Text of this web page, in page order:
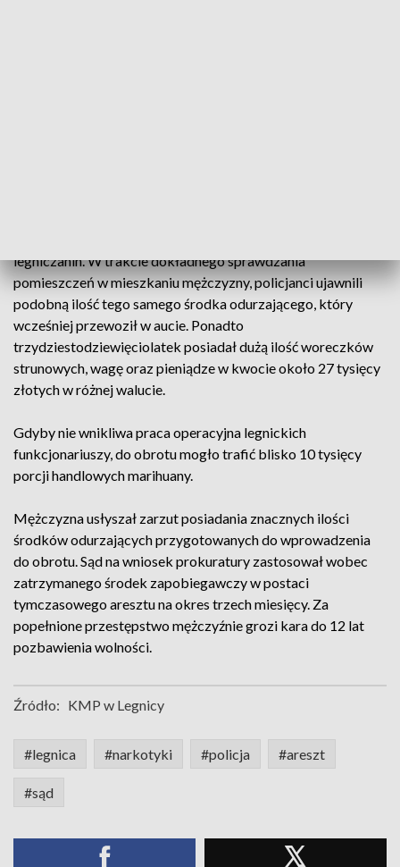
legniczanin. W trakcie dokładnego sprawdzania
pomieszczeń w mieszkaniu mężczyzny, policjanci ujawnili
podobną ilość tego samego środka odurzającego, który
wcześniej przewoził w aucie. Ponadto
trzydziestodziewięciolatek posiadał dużą ilość woreczków
strunowych, wagę oraz pieniądze w kwocie około 27 tysięcy
złotych w różnej walucie.
Gdyby nie wnikliwa praca operacyjna legnickich
funkcjonariuszy, do obrotu mogło trafić blisko 10 tysięcy
porcji handlowych marihuany.
Mężczyzna usłyszał zarzut posiadania znacznych ilości
środków odurzających przygotowanych do wprowadzenia
do obrotu. Sąd na wniosek prokuratury zastosował wobec
zatrzymanego środek zapobiegawczy w postaci
tymczasowego aresztu na okres trzech miesięcy. Za
popełnione przestępstwo mężczyźnie grozi kara do 12 lat
pozbawienia wolności.
Źródło: KMP w Legnicy
#legnica #narkotyki #policja #areszt
#sąd